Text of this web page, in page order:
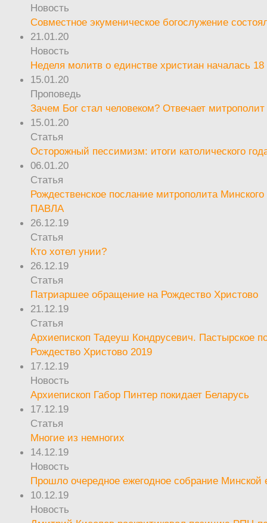
Новость
Совместное экуменическое богослужение
21.01.20
Новость
Неделя молитв о единстве христиан началась 18
15.01.20
Проповедь
Зачем Бог стал человеком? Отвечает
15.01.20
Статья
Осторожный пессимизм: итоги католического
06.01.20
Статья
Рождественское послание митрополита Минского
ПАВЛА
26.12.19
Статья
Кто хотел унии?
26.12.19
Статья
Патриаршее обращение на Рождество Христово
21.12.19
Статья
Архиепископ Тадеуш Кондрусевич. Пастырское
Рождество Христово 2019
17.12.19
Новость
Архиепископ Габор Пинтер покидает Беларусь
17.12.19
Статья
Многие из немногих
14.12.19
Новость
Прошло очередное ежегодное собрание
10.12.19
Новость